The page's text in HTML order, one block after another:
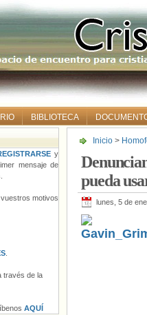
BIBLIOTECA
Inicio >
pueda
lunes, 5 de
y
mensaje de
motivos
través de la
AQUÍ